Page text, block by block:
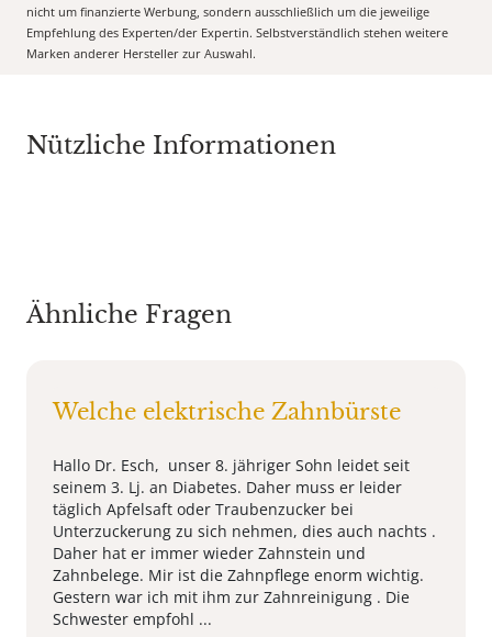
nicht um finanzierte Werbung, sondern ausschließlich um die jeweilige
Empfehlung des Experten/der Expertin. Selbstverständlich stehen weitere
Marken anderer Hersteller zur Auswahl.
Nützliche Informationen
Ähnliche Fragen
Welche elektrische Zahnbürste
Hallo Dr. Esch, unser 8. jähriger Sohn leidet seit
seinem 3. Lj. an Diabetes. Daher muss er leider
täglich Apfelsaft oder Traubenzucker bei
Unterzuckerung zu sich nehmen, dies auch nachts .
Daher hat er immer wieder Zahnstein und
Zahnbelege. Mir ist die Zahnpflege enorm wichtig.
Gestern war ich mit ihm zur Zahnreinigung . Die
Schwester empfohl ...